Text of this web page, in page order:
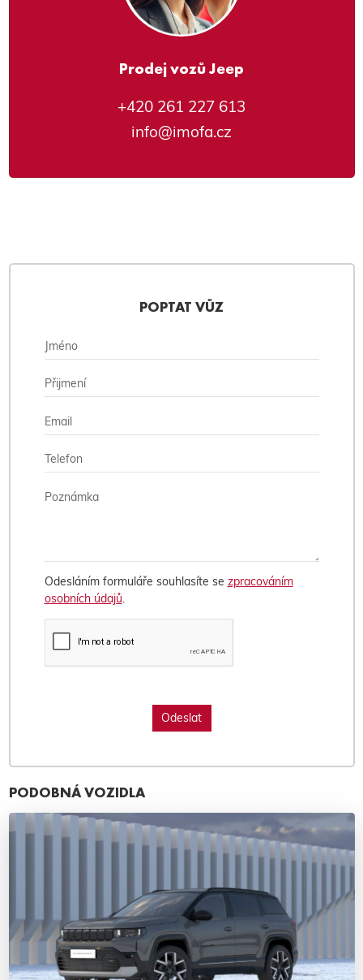
Prodej vozů Jeep
+420 261 227 613
info@imofa.cz
POPTAT VŮZ
Odesláním formuláře souhlasíte se zpracováním
osobních údajů.
PODOBNÁ VOZIDLA